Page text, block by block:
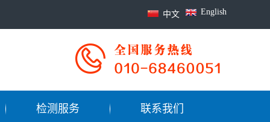
English
中文
检测服务 联系我们